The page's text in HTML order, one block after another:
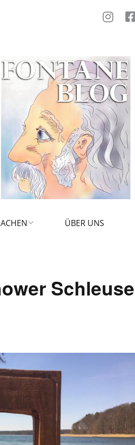
ÜBER UNS
Schleuse